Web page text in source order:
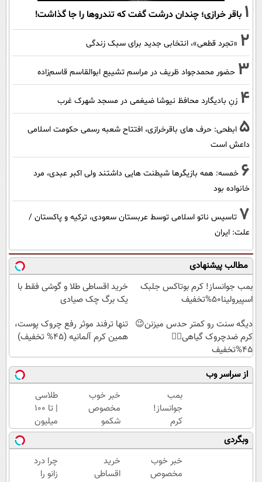
1 باقر خرازی؛ چندان درشت گفت که تندروها را جا گذاشت!
2 «تجرد قطعی»، انتخابی جدید برای سبک زندگی
3 حضور محمدجواد ظریف در مراسم تشییع ابوالقاسم قاسم‌زاده
4 زنِ بادیگارد محافظ نیوشا ضیغمی در مسجد شهرک غرب
5 ابطحی: حرف های باقرخرازی، افتتاح شعبه رسمی حکومت اسلامی
داعش است
6 خمسه: همه بازیگرها شیطنت هایی داشتند ولی اکبر عبدی، مرد
خانواده بود
7 تاسیس ناتو اسلامی توسط عربستان سعودی، ترکیه و پاکستان /
علت: ایران
مطالب پیشنهادی
بمب جوانساز! کرم بوتاکس جلبک
اسپیرولینا50%تخفیف
خرید اقساطی طلا و گوشی فقط با
یک برگ چک صیادی
دیگه سنت رو کمتر حدس میزنن😉
کرم ضدچروک گیاهی👈🏻
45%تخفیف
تنها ترفند موثر رفع چروک پوست،
همین کرم آلمانیه (45% تخفیف)
از سراسر وب
بمب
جوانساز!
کرم
بوتاکس
جلبک
اسپیرولینا50%تخفیف
خبر خوب
مخصوص
شکمو
ها!
آسون
ترین
روش
طلاسی
| تا 100
میلیون
وام
آنی
خرید
طلا💰
وبگردی
خبر خوب
مخصوص
خرید
اقساطی
چرا درد
زانو را